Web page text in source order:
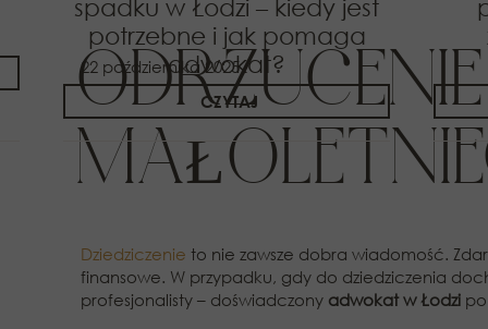
spadku w Łodzi – kiedy jest
potrzebne i jak pomaga
adwokat?
CZYTAJ
Dziedziczenie to nie zawsze dobra wiadomość.
finansowe. W przypadku, gdy do dziedziczenia
profesjonalisty – doświadczony adwokat w Łodzi
22 października 2025